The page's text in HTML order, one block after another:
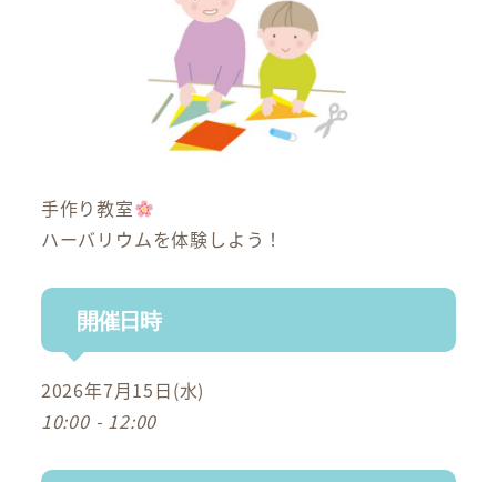
手作り教室
ハーバリウムを体験しよう！
開催日時
2026年7月15日(水)
10:00 - 12:00